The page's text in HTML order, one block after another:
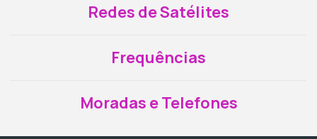
Redes de Satélites
Frequências
Moradas e Telefones